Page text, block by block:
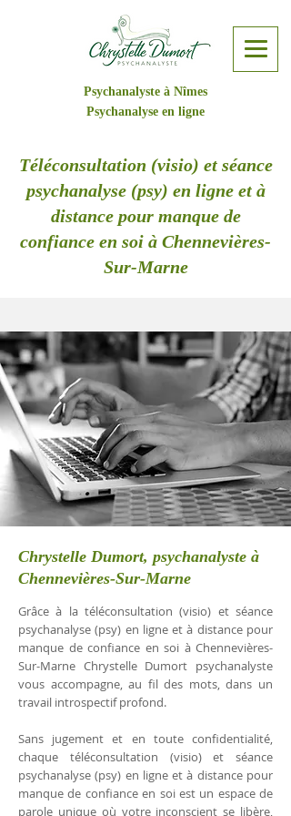
Psychanalyste à Nîmes
Psychanalyse en ligne
Téléconsultation (visio) et séance
psychanalyse (psy) en ligne et à
distance pour manque de
confiance en soi à Chennevières-
Sur-Marne
Chrystelle Dumort, psychanalyste à
Chennevières-Sur-Marne
Grâce à la téléconsultation (visio) et séance
psychanalyse (psy) en ligne et à distance pour
manque de confiance en soi à Chennevières-
Sur-Marne Chrystelle Dumort psychanalyste
vous accompagne, au fil des mots, dans un
travail introspectif profond.
Sans jugement et en toute confidentialité,
chaque téléconsultation (visio) et séance
psychanalyse (psy) en ligne et à distance pour
manque de confiance en soi est un espace de
parole unique où votre inconscient se libère,